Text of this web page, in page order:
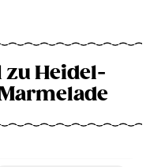
zu Heidel-